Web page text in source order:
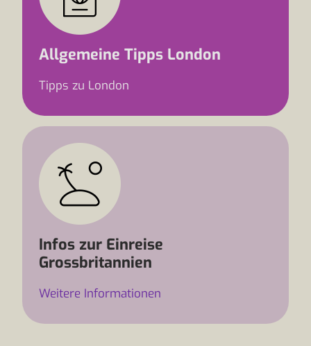
Allgemeine Tipps London
Tipps zu London
Infos zur Einreise
Grossbritannien
Weitere Informationen